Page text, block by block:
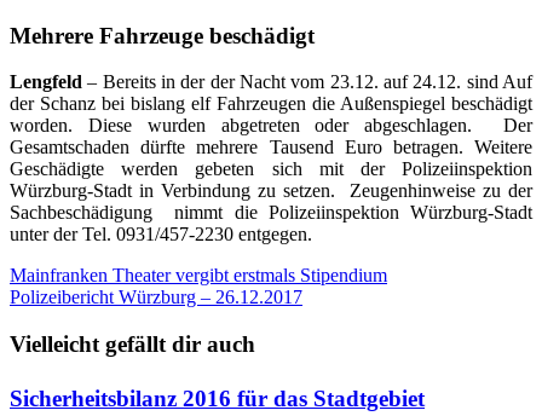
Mehrere Fahrzeuge beschädigt
Lengfeld – Bereits in der der Nacht vom 23.12. auf 24.12. sind Auf
der Schanz bei bislang elf Fahrzeugen die Außenspiegel beschädigt
worden. Diese wurden abgetreten oder abgeschlagen. Der
Gesamtschaden dürfte mehrere Tausend Euro betragen. Weitere
Geschädigte werden gebeten sich mit der Polizeiinspektion
Würzburg-Stadt in Verbindung zu setzen. Zeugenhinweise zu der
Sachbeschädigung nimmt die Polizeiinspektion Würzburg-Stadt
unter der Tel. 0931/457-2230 entgegen.
Beitragsnavigation
Mainfranken Theater vergibt erstmals Stipendium
Polizeibericht Würzburg – 26.12.2017
Vielleicht gefällt dir auch
Sicherheitsbilanz 2016 für das Stadtgebiet